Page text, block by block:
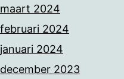
maart 2024
februari 2024
januari 2024
december 2023